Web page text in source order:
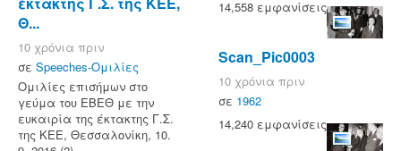
Θ...
10 χρόνια πριν
σε Speeches-Ομιλίες
Ομιλίες επισήμων στο
γεύμα του ΕΒΕΘ με την
ευκαιρία της έκτακτης Γ.Σ.
της ΚΕΕ, Θεσσαλονίκη, 10.
14,558 εμφανίσεις
Scan_Pic0003
10 χρόνια πριν
σε 1962
14,240 εμφανίσεις